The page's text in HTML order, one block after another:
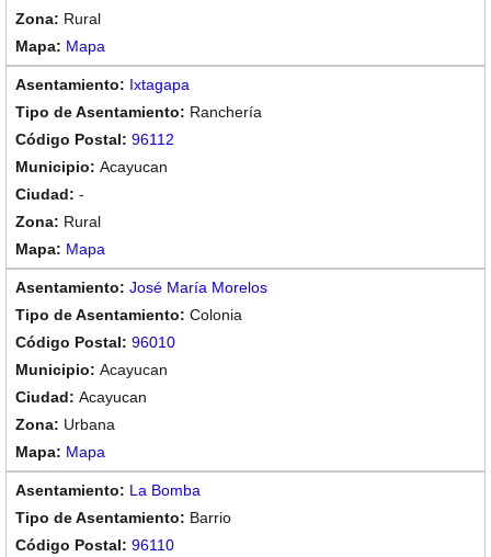
Rural
Mapa
Ixtagapa
Ranchería
96112
Acayucan
-
Rural
Mapa
José María Morelos
Colonia
96010
Acayucan
Acayucan
Urbana
Mapa
La Bomba
Barrio
96110